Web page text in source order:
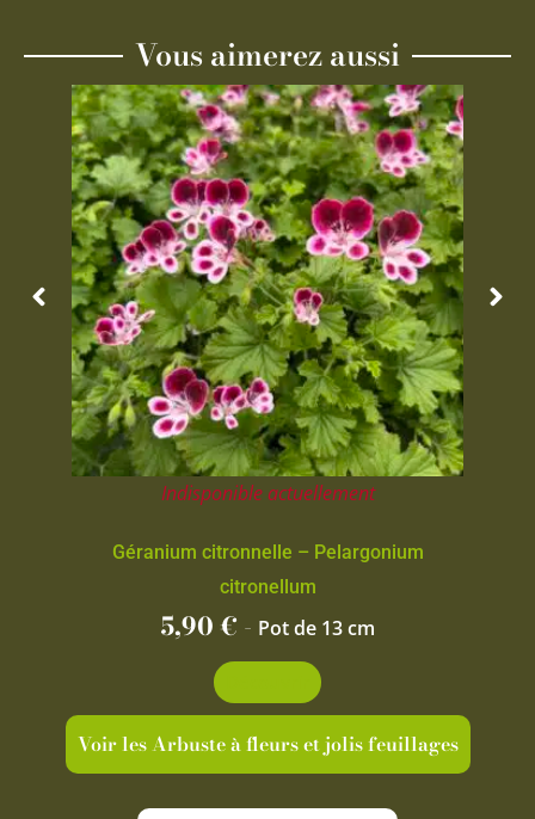
Vous aimerez aussi
Indisponible actuellement
Géranium citronnelle – Pelargonium
citronellum
5,90€ - Pot de 13 cm
Voir les Arbuste à fleurs et jolis feuillages